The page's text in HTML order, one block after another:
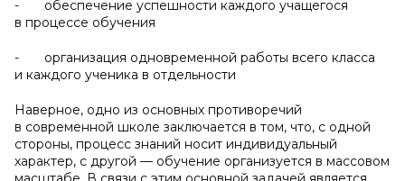
- обеспечение успешности каждого учащегося
в процессе обучения
- организация одновременной работы всего класса
и каждого ученика в отдельности
Наверное, одно из основных противоречий
в современной школе заключается в том, что, с одной
стороны, процесс знаний носит индивидуальный
характер, с другой — обучение организуется в массовом